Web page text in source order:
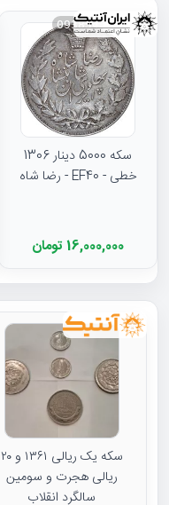
093834
سکه 5000 دینار 1306
خطی - EF40 - رضا شاه
16,000,000 تومان
سکه یک ریالی ۱۳۶۱ و ۲۰
ریالی هجرت و سومین
سالگرد انقلاب